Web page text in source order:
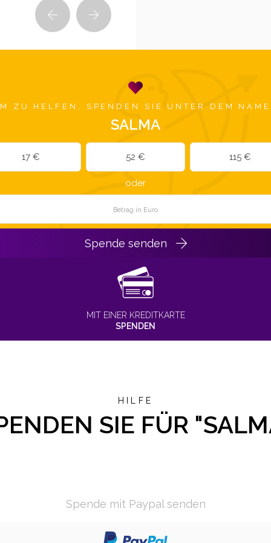
ZU HELFEN, SPENDEN SIE UNTER DEM
SALMA
17 € 52 € 115 €
oder
Spende senden
MIT EINER KREDITKARTE
SPENDEN
HILFE
SIE FÜR
Spende mit Paypal senden